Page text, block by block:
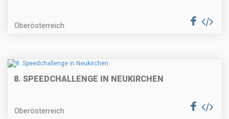
Oberösterreich
8. SPEEDCHALLENGE IN NEUKIRCHEN
Oberösterreich